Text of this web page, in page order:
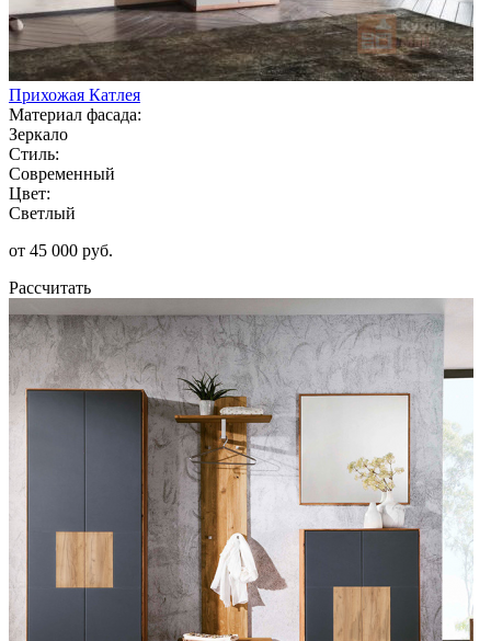
Прихожая Катлея
Материал фасада:
Зеркало
Стиль:
Современный
Цвет:
Светлый
от 45 000 руб.
Рассчитать